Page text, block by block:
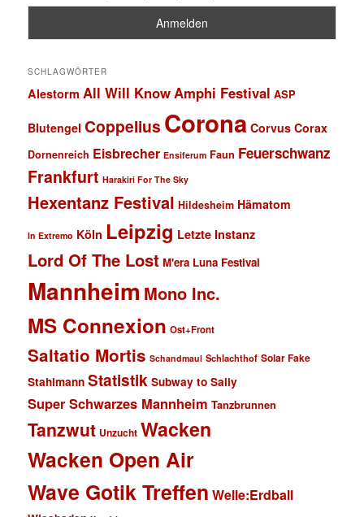
SCHLAGWÖRTER
Alestorm All Will KnowAmphi Festival ASP
Blutengel Coppelius Corona Corvus Corax
Dornenreich Eisbrecher Ensiferum Faun Feuerschwanz
Frankfurt Harakiri For The Sky
Hexentanz Festival Hildesheim Hämatom
In Extremo Köln Leipzig Letzte Instanz
Lord Of The Lost M'era Luna Festival
Mannheim Mono Inc.
MS Connexion Ost+Front
Saltatio Mortis Schandmaul Schlachthof Solar Fake
Stahlmann Statistik Subway to Sally
Super Schwarzes Mannheim Tanzbrunnen
Tanzwut Unzucht Wacken
Wacken Open Air
Wave Gotik Treffen Welle:Erdball